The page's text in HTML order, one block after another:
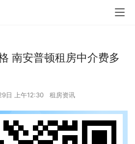
南安普顿租房中介费多
日 上午12:30 租房资讯